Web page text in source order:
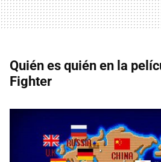
Quién es quién en la
Fighter